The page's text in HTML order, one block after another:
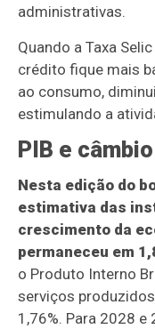
administrativas.
Quando a Taxa
crédito fique mais
ao consumo,
estimulando a
PIB e câmbio
Nesta edição do
estimativa das
crescimento da
permaneceu em
o Produto Interno
serviços
1,76%. Para 2028